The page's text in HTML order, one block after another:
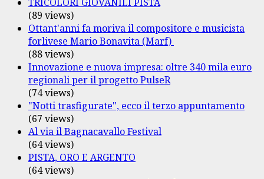
(89 views)
Ottant'anni fa moriva il compositore e musicista
forlivese Mario Bonavita (Marf)
(88 views)
Innovazione e nuova impresa: oltre 340 mila euro
regionali per il progetto PulseR
(74 views)
"Notti trasfigurate", ecco il terzo appuntamento
(67 views)
Al via il Bagnacavallo Festival
(64 views)
PISTA, ORO E ARGENTO
(64 views)